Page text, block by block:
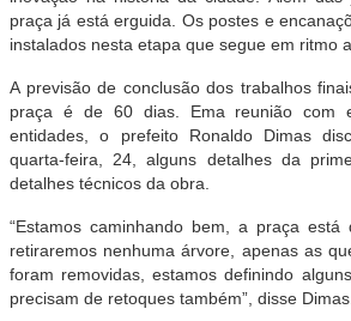
praça já está erguida. Os postes e
instalados nesta etapa que segue em ritmo
A previsão de conclusão dos trabalhos
praça é de 60 dias. Ema reunião com
entidades, o prefeito Ronaldo Dimas
quarta-feira, 24, alguns detalhes da
detalhes técnicos da obra.
“Estamos caminhando bem, a praça
retiraremos nenhuma árvore, apenas as
foram removidas, estamos definindo
precisam de retoques também”, disse Dimas.